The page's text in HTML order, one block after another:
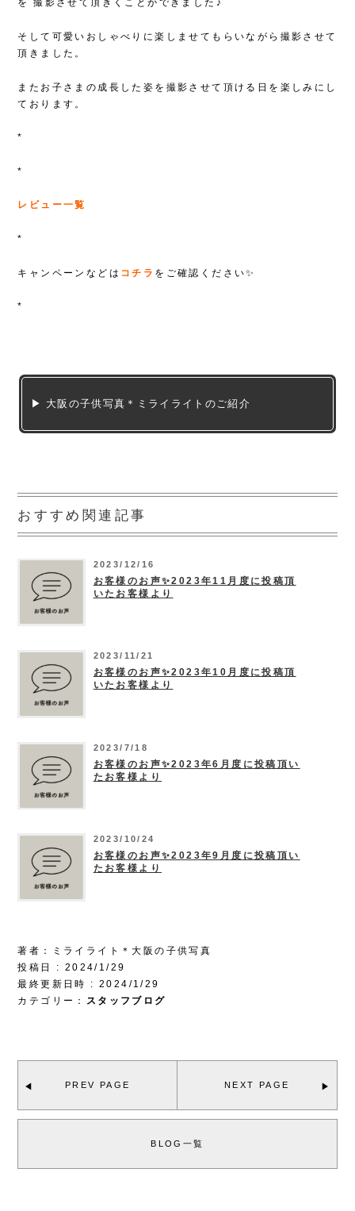
を
撮影させて頂きくことができました♪
そして可愛いおしゃべりに楽しませてもらいながら撮影させて
頂きました。
またお子さまの成長した姿を撮影させて頂ける日を楽しみにし
ております。
*
*
レビュー一覧
*
キャンペーンなどは コチラ をご確認ください✨
*
▶ 大阪の子供写真＊ミライライトのご紹介
おすすめ関連記事
2023/12/16
お客様のお声✨2023年11月度に投稿頂
いたお客様より
2023/11/21
お客様のお声✨2023年10月度に投稿頂
いたお客様より
2023/7/18
お客様のお声✨2023年6月度に投稿頂い
たお客様より
2023/10/24
お客様のお声✨2023年9月度に投稿頂い
たお客様より
著者：ミライライト＊大阪の子供写真
投稿日 : 2024/1/29
最終更新日時 : 2024/1/29
カテゴリー：
スタッフブログ
PREV PAGE NEXT PAGE
BLOG一覧